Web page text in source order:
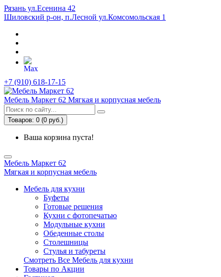
Рязань ул.Есенина 42
Шиловский р-он, п.Лесной ул.Комсомольская 1
+7 (910) 618-17-15
Мебель Маркет 62 Мягкая и корпусная мебель
Товаров: 0 (0 руб.)
Ваша корзина пуста!
Мебель Маркет 62
Мягкая и корпусная мебель
Мебель для кухни
Буфеты
Готовые решения
Кухни с фотопечатью
Модульные кухни
Обеденные столы
Столешницы
Стулья и табуреты
Смотреть Все Мебель для кухни
Товары по Акции